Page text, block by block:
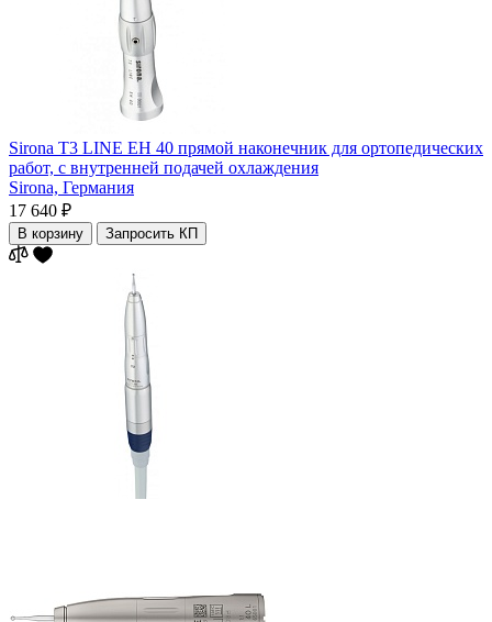
Sirona T3 LINE EH 40 прямой наконечник для ортопедических
работ, с внутренней подачей охлаждения
Sirona, Германия
17 640 ₽
В корзину Запросить КП